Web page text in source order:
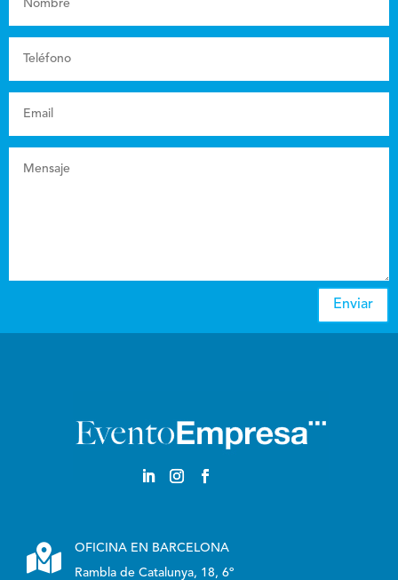
Enviar

OFICINA EN BARCELONA
Rambla de Catalunya, 18, 6º